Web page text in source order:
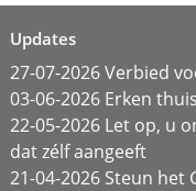
Updates
27-07-2026 Verbied
03-06-2026 Erken
22-05-2026 Let op, u
dat zélf aangeeft
21-04-2026 Steun het